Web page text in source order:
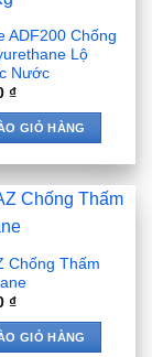
ADF200 Chống
Lộ
Nước
₫
GIỎ HÀNG
Chống Thấm
₫
GIỎ HÀNG